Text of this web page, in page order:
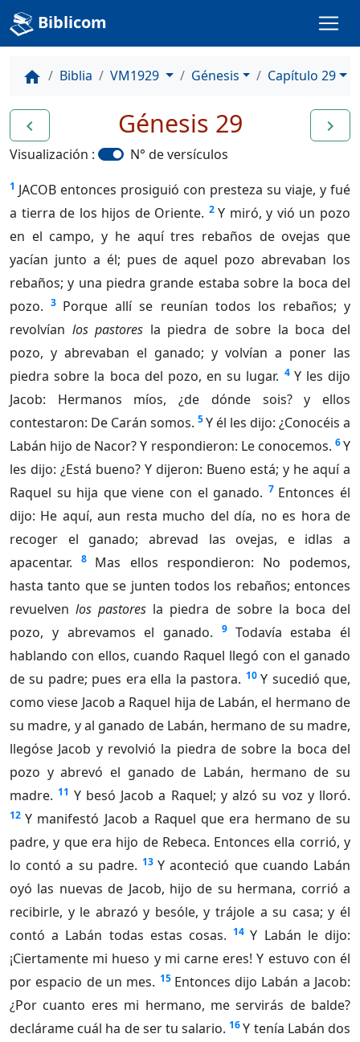
Biblicom
home Biblia VM1929 Génesis Capítulo 29
navigate_before navigate_next
Génesis 29
Visualización : N° de versículos
1 JACOB entonces prosiguió con presteza su viaje, y fué
a tierra de los hijos de Oriente. 2 Y miró, y vió un pozo
en el campo, y he aquí tres rebaños de ovejas que
yacían junto a él; pues de aquel pozo abrevaban los
rebaños; y una piedra grande estaba sobre la boca del
pozo. 3 Porque allí se reunían todos los rebaños; y
revolvían los pastores la piedra de sobre la boca del
pozo, y abrevaban el ganado; y volvían a poner las
piedra sobre la boca del pozo, en su lugar. 4 Y les dijo
Jacob: Hermanos míos, ¿de dónde sois? y ellos
contestaron: De Carán somos. 5Y él les dijo: ¿Conocéis a
Labán hijo de Nacor? Y respondieron: Le conocemos. 6Y
les dijo: ¿Está bueno? Y dijeron: Bueno está; y he aquí a
Raquel su hija que viene con el ganado. 7 Entonces él
dijo: He aquí, aun resta mucho del día, no es hora de
recoger el ganado; abrevad las ovejas, e idlas a
apacentar.
8
Mas ellos respondieron: No podemos,
hasta tanto que se junten todos los rebaños; entonces
revuelven los pastores la piedra de sobre la boca del
pozo, y abrevamos el ganado.
9
Todavía estaba él
hablando con ellos, cuando Raquel llegó con el ganado
de su padre; pues era ella la pastora. 10 Y sucedió que,
como viese Jacob a Raquel hija de Labán, el hermano de
su madre, y al ganado de Labán, hermano de su madre,
llegóse Jacob y revolvió la piedra de sobre la boca del
pozo y abrevó el ganado de Labán, hermano de su
madre. 11 Y besó Jacob a Raquel; y alzó su voz y lloró.
12 Y manifestó Jacob a Raquel que era hermano de su
padre, y que era hijo de Rebeca. Entonces ella corrió, y
lo contó a su padre. 13 Y aconteció que cuando Labán
oyó las nuevas de Jacob, hijo de su hermana, corrió a
recibirle, y le abrazó y besóle, y trájole a su casa; y él
contó a Labán todas estas cosas. 14 Y Labán le dijo:
¡Ciertamente mi hueso y mi carne eres! Y estuvo con él
por espacio de un mes. 15 Entonces dijo Labán a Jacob:
¿Por cuanto eres mi hermano, me servirás de balde?
declárame cuál ha de ser tu salario. 16 Y tenía Labán dos